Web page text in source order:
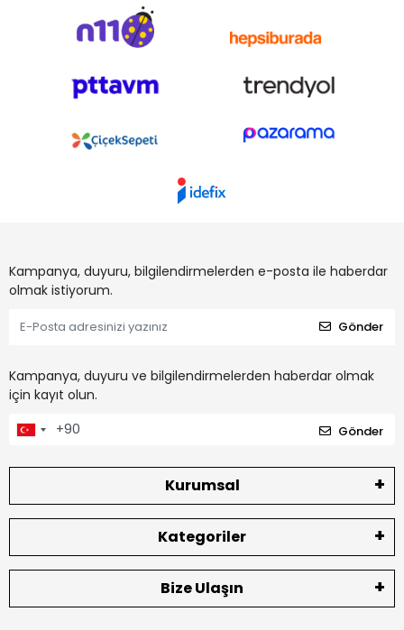
Kampanya, duyuru, bilgilendirmelerden e-posta ile haberdar
olmak istiyorum.
Gönder
Kampanya, duyuru ve bilgilendirmelerden haberdar olmak
için kayıt olun.
Gönder
Kurumsal
Kategoriler
Bize Ulaşın